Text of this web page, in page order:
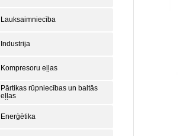
Lauksaimniecība
Industrija
Kompresoru eļļas
Pārtikas rūpniecības un baltās
eļļas
Enerģētika